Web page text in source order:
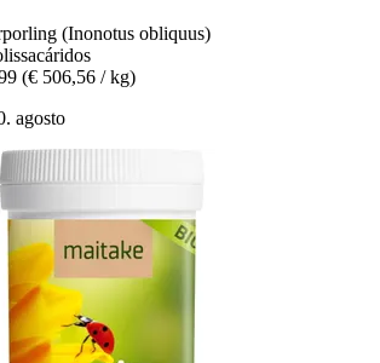
(Inonotus obliquus)
(€ 506,56 / kg)
agosto